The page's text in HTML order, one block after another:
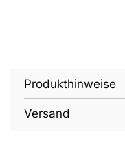
Produkthinweise
Versand